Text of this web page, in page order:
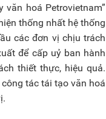
hoá Petrovietnam”
thống nhất hệ thống
các đơn vị chịu trách
để cấp uỷ ban hành
thiết thực, hiệu quả.
tác tái tạo văn hoá